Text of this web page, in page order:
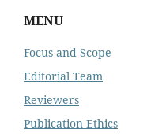
MENU
Focus and Scope
Editorial Team
Reviewers
Publication Ethics